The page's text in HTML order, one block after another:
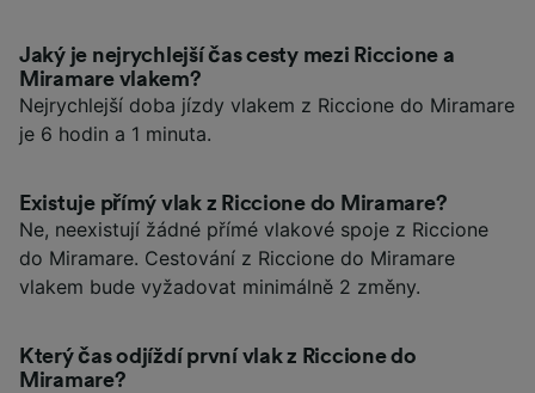
Jaký je nejrychlejší čas cesty mezi Riccione a
Miramare vlakem?
Nejrychlejší doba jízdy vlakem z Riccione do Miramare
je 6 hodin a 1 minuta.
Existuje přímý vlak z Riccione do Miramare?
Ne, neexistují žádné přímé vlakové spoje z Riccione
do Miramare. Cestování z Riccione do Miramare
vlakem bude vyžadovat minimálně 2 změny.
Který čas odjíždí první vlak z Riccione do
Miramare?